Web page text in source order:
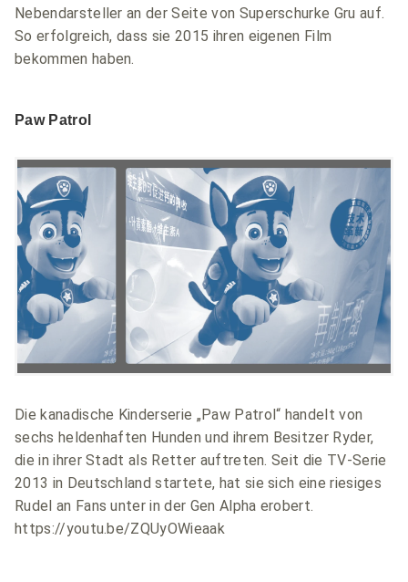
Nebendarsteller an der Seite von Superschurke Gru auf.
So erfolgreich, dass sie 2015 ihren eigenen Film
bekommen haben.
Paw Patrol
Die kanadische Kinderserie „Paw Patrol“ handelt von
sechs heldenhaften Hunden und ihrem Besitzer Ryder,
die in ihrer Stadt als Retter auftreten. Seit die TV-Serie
2013 in Deutschland startete, hat sie sich eine riesiges
Rudel an Fans unter in der Gen Alpha erobert.
https://youtu.be/ZQUyOWieaak